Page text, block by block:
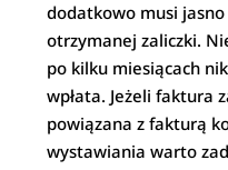
dodatkowo musi
otrzymanej zaliczki.
po kilku miesiącach
wpłata. Jeżeli faktura
powiązana z fakturą
wystawiania warto